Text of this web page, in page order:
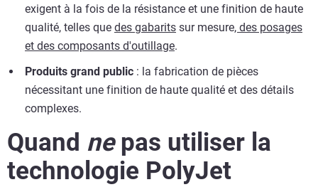
exigent à la fois de la résistance et une finition de haute
qualité, telles que des gabarits sur mesure, des posages
et des composants d'outillage.
Produits grand public : la fabrication de pièces
nécessitant une finition de haute qualité et des détails
complexes.
Quand nepas utiliser la
technologie PolyJet